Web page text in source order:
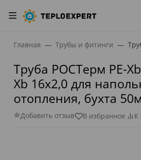
Главная Трубы и фитинги
Труба РОСТерм PE-
Xb 16х2,0 для
отопления, бухта
Добавить отзыв В избранное К